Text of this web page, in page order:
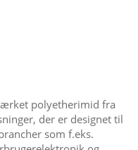
polyetherimid fra
der er designet til
som f.eks.